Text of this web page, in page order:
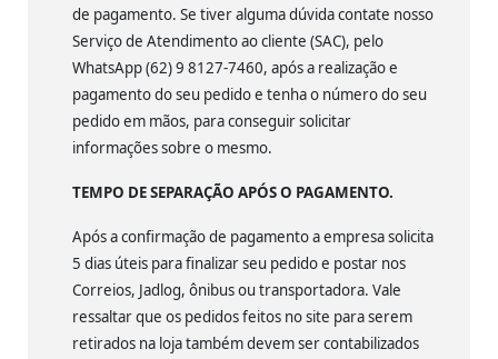
de pagamento. Se tiver alguma dúvida contate nosso
Serviço de Atendimento ao cliente (SAC), pelo
WhatsApp (62) 9 8127-7460, após a realização e
pagamento do seu pedido e tenha o número do seu
pedido em mãos, para conseguir solicitar
informações sobre o mesmo.
TEMPO DE SEPARAÇÃO APÓS O PAGAMENTO.
Após a confirmação de pagamento a empresa solicita
5 dias úteis para finalizar seu pedido e postar nos
Correios, Jadlog, ônibus ou transportadora. Vale
ressaltar que os pedidos feitos no site para serem
retirados na loja também devem ser contabilizados